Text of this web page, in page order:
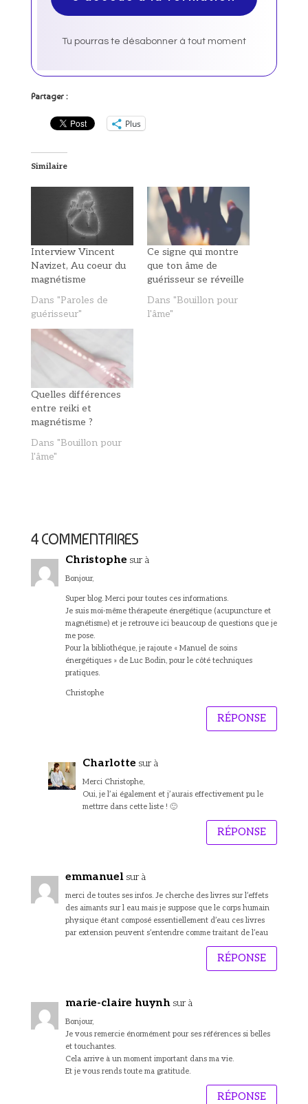
Tu pourras te désabonner à tout moment
Partager :
Plus
Similaire
Interview Vincent
Navizet, Au coeur du
magnétisme
Dans "Paroles de
guérisseur"
Ce signe qui montre
que ton âme de
guérisseur se réveille
Dans "Bouillon pour
l'âme"
Quelles différences
entre reiki et
magnétisme ?
Dans "Bouillon pour
l'âme"
4 COMMENTAIRES
Christophe sur à
Bonjour,
Super blog. Merci pour toutes ces informations.
Je suis moi-même thérapeute énergétique (acupuncture et
magnétisme) et je retrouve ici beaucoup de questions que je
me pose.
Pour la bibliothéque, je rajoute « Manuel de soins
énergétiques » de Luc Bodin, pour le côté techniques
pratiques.
Christophe
RÉPONSE
Charlotte sur à
Merci Christophe,
Oui, je l’ai également et j’aurais effectivement pu le
mettrre dans cette liste ! 🙂
RÉPONSE
emmanuel sur à
merci de toutes ses infos. Je cherche des livres sur l’effets
des aimants sur l eau mais je suppose que le corps humain
physique étant composé essentiellement d’eau ces livres
par extension peuvent s’entendre comme traitant de l’eau
RÉPONSE
marie-claire huynh sur à
Bonjour,
Je vous remercie énormément pour ses références si belles
et touchantes.
Cela arrive à un moment important dans ma vie.
Et je vous rends toute ma gratitude.
RÉPONSE